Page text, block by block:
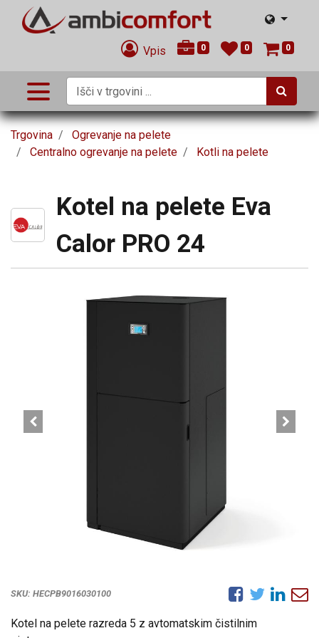
Vpis 0 0 0
Trgovina
Ogrevanje na pelete
Centralno ogrevanje na pelete
Kotli na pelete
Kotel na pelete Eva
Calor PRO 24
SKU: HECPB9016030100
Kotel na pelete razreda 5 z avtomatskim čistilnim